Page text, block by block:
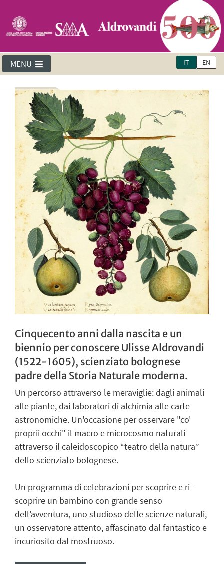
IT EN
MENU
Cinquecento anni dalla nascita e un
biennio per conoscere Ulisse Aldrovandi
(1522-1605), scienziato bolognese
padre della Storia Naturale moderna.
Un percorso attraverso le meraviglie: dagli animali
alle piante, dai laboratori di alchimia alle carte
astronomiche. Un'occasione per osservare "co'
proprii occhi" il macro e microcosmo naturali
attraverso il caleidoscopico “teatro della natura”
dello scienziato bolognese.
Un programma di celebrazioni per scoprire e ri-
scoprire un bambino con grande senso
dell’avventura, uno studioso delle scienze naturali,
un osservatore attento, affascinato dal fantastico e
incuriosito dal mostruoso.